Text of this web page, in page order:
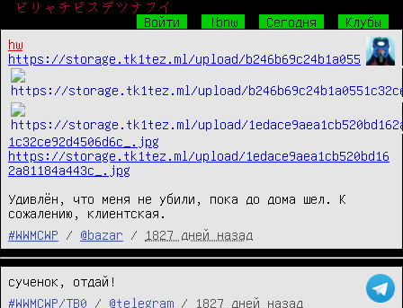
ビリャチピスデツナフイ
Войти
!bnw Сегодня
Клубы
hw
https://storage.tk1tez.ml/upload/b246b69c24b1a055
1c32ce92d4506d6c_.jpg
https://storage.tk1tez.ml/upload/1edace9aea1cb520bd16
2a81184a443c_.jpg
Удивлён, что меня не убили, пока до дома шел. К
сожалению, клиентская.
#WWMCWP
/ @bazar / 1827 дней назад
сученок, отдай!
#WWMCWP/TB0
/ @telegram / 1827 дней назад